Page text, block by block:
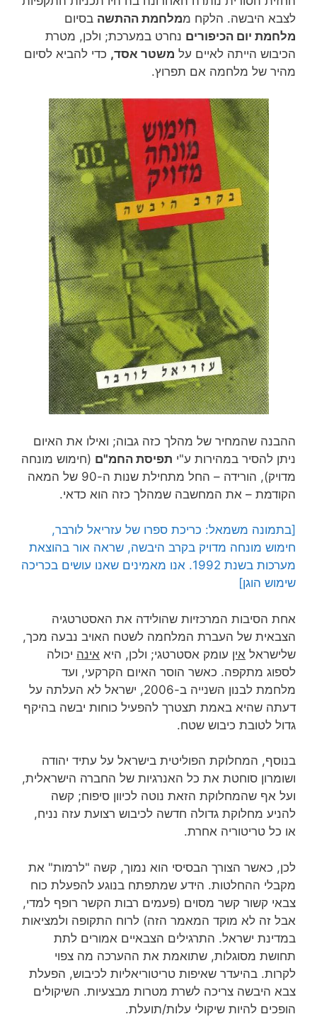
לצבא היבשה. הלקח ממלחמת ההתשה בסיום
מלחמת יום הכיפורים נחרט במערכת; ולכן, מטרת
הכיבוש הייתה לאיים על משטר אסד, כדי להביא לסיום
מהיר של מלחמה אם תפרוץ.
ההבנה שהמחיר של מהלך כזה גבוה; ואילו את האיום
ניתן להסיר במהירות ע"י תפיסת החמ"ם (חימוש מונחה
מדויק), הורידה – החל מתחילת שנות ה-90 של המאה
הקודמת – את המחשבה שמהלך כזה הוא כדאי.
[בתמונה משמאל: כריכת ספרו של עזריאל לורבר,
חימוש מונחה מדויק בקרב היבשה, שראה אור בהוצאת
מערכות בשנת 1992. אנו מאמינים שאנו עושים בכריכה
שימוש הוגן]
אחת הסיבות המרכזיות שהולידה את האסטרטגיה
הצבאית של העברת המלחמה לשטח האויב נבעה מכך,
שלישראל אין עומק אסטרטגי; ולכן, היא אינה יכולה
לספוג מתקפה. כאשר הוסר האיום הקרקעי, ועד
מלחמת לבנון השנייה ב-2006, ישראל לא העלתה על
דעתה שהיא באמת תצטרך להפעיל כוחות יבשה בהיקף
גדול לטובת כיבוש שטח.
בנוסף, המחלוקת הפוליטית בישראל על עתיד יהודה
ושומרון סוחטת את כל האנרגיות של החברה הישראלית,
ועל אף שהמחלוקת הזאת נוטה לכיוון סיפוח; קשה
להניע מחלוקת גדולה חדשה לכיבוש רצועת עזה נניח,
או כל טריטוריה אחרת.
לכן, כאשר הצורך הבסיסי הוא נמוך, קשה "לרמות" את
מקבלי ההחלטות. הידע שמתפתח בנוגע להפעלת כוח
צבאי קשור קשר מסוים (פעמים רבות הקשר רופף למדי,
אבל זה לא מוקד המאמר הזה) לרוח התקופה ולמציאות
במדינת ישראל. התרגילים הצבאיים אמורים לתת
תחושת מסוגלות, שתואמת את ההערכה מה צפוי
לקרות. בהיעדר שאיפות טריטוריאליות לכיבוש, הפעלת
צבא היבשה צריכה לשרת מטרות מבצעיות. השיקולים
הופכים להיות שיקולי עלות/תועלת.